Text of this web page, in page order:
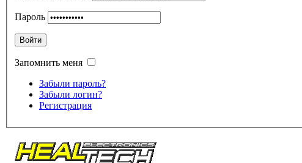
Пароль
Войти
Запомнить меня
Забыли пароль?
Забыли логин?
Регистрация